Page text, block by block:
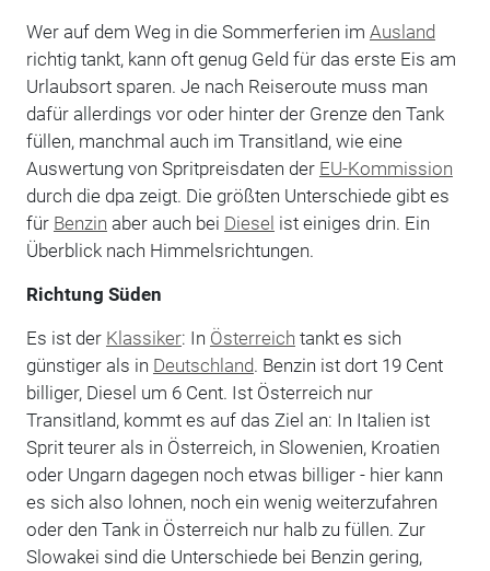
Wer auf dem Weg in die Sommerferien im Ausland
richtig tankt, kann oft genug Geld für das erste Eis am
Urlaubsort sparen. Je nach Reiseroute muss man
dafür allerdings vor oder hinter der Grenze den Tank
füllen, manchmal auch im Transitland, wie eine
Auswertung von Spritpreisdaten der EU-Kommission
durch die dpa zeigt. Die größten Unterschiede gibt es
für Benzin aber auch bei Diesel ist einiges drin. Ein
Überblick nach Himmelsrichtungen.
Richtung Süden
Es ist der Klassiker: In Österreich tankt es sich
günstiger als in Deutschland. Benzin ist dort 19 Cent
billiger, Diesel um 6 Cent. Ist Österreich nur
Transitland, kommt es auf das Ziel an: In Italien ist
Sprit teurer als in Österreich, in Slowenien, Kroatien
oder Ungarn dagegen noch etwas billiger - hier kann
es sich also lohnen, noch ein wenig weiterzufahren
oder den Tank in Österreich nur halb zu füllen. Zur
Slowakei sind die Unterschiede bei Benzin gering,